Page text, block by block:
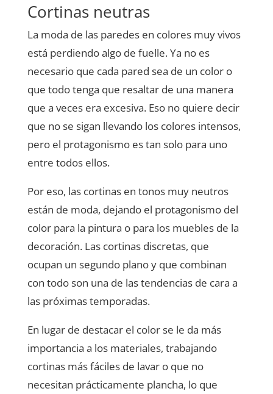
Cortinas neutras
La moda de las paredes en colores muy vivos
está perdiendo algo de fuelle. Ya no es
necesario que cada pared sea de un color o
que todo tenga que resaltar de una manera
que a veces era excesiva. Eso no quiere decir
que no se sigan llevando los colores intensos,
pero el protagonismo es tan solo para uno
entre todos ellos.
Por eso, las cortinas en tonos muy neutros
están de moda, dejando el protagonismo del
color para la pintura o para los muebles de la
decoración. Las cortinas discretas, que
ocupan un segundo plano y que combinan
con todo son una de las tendencias de cara a
las próximas temporadas.
En lugar de destacar el color se le da más
importancia a los materiales, trabajando
cortinas más fáciles de lavar o que no
necesitan prácticamente plancha, lo que